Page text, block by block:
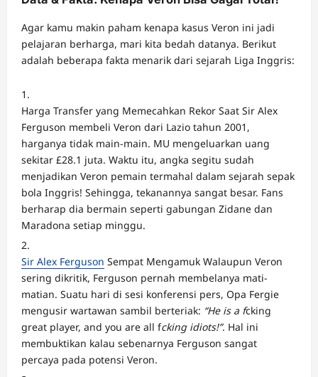
Agar kamu makin paham kenapa kasus Veron ini jadi
pelajaran berharga, mari kita bedah datanya. Berikut
adalah beberapa fakta menarik dari sejarah Liga Inggris:
Harga Transfer yang Memecahkan Rekor Saat Sir Alex
Ferguson membeli Veron dari Lazio tahun 2001,
harganya tidak main-main. MU mengeluarkan uang
sekitar £28.1 juta. Waktu itu, angka segitu sudah
menjadikan Veron pemain termahal dalam sejarah sepak
bola Inggris! Sehingga, tekanannya sangat besar. Fans
berharap dia bermain seperti gabungan Zidane dan
Maradona setiap minggu.
Sir Alex Ferguson Sempat Mengamuk Walaupun Veron
sering dikritik, Ferguson pernah membelanya mati-
matian. Suatu hari di sesi konferensi pers, Opa Fergie
mengusir wartawan sambil berteriak: “He is a fcking
great player, and you are all fcking idiots!”. Hal ini
membuktikan kalau sebenarnya Ferguson sangat
percaya pada potensi Veron.